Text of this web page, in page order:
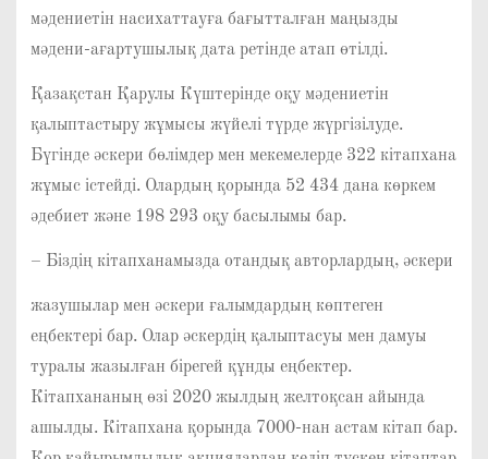
мәдениетін насихаттауға бағытталған маңызды
мәдени-ағартушылық дата ретінде атап өтілді.
Қазақстан Қарулы Күштерінде оқу мәдениетін
қалыптастыру жұмысы жүйелі түрде жүргізілуде.
Бүгінде әскери бөлімдер мен мекемелерде 322 кітапхана
жұмыс істейді. Олардың қорында 52 434 дана көркем
әдебиет және 198 293 оқу басылымы бар.
– Біздің кітапханамызда отандық авторлардың, әскери
жазушылар мен әскери ғалымдардың көптеген
еңбектері бар. Олар әскердің қалыптасуы мен дамуы
туралы жазылған бірегей құнды еңбектер.
Кітапхананың өзі 2020 жылдың желтоқсан айында
ашылды. Кітапхана қорында 7000-нан астам кітап бар.